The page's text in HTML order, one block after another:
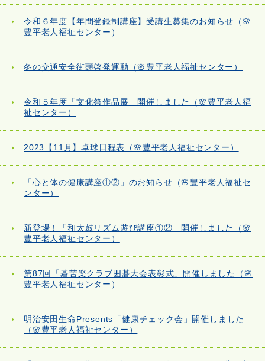
令和６年度【年間登録制講座】受講生募集のお知らせ（🌸
豊平老人福祉センター）
冬の交通安全街頭啓発運動（🌸豊平老人福祉センター）
令和５年度「文化祭作品展」開催しました（🌸豊平老人福
祉センター）
2023【11月】卓球日程表（🌸豊平老人福祉センター）
「心と体の健康講座①②」のお知らせ（🌸豊平老人福祉セ
ンター）
新登場！「和太鼓リズム遊び講座①②」開催しました（🌸
豊平老人福祉センター）
第87回「碁苦楽クラブ囲碁大会表彰式」開催しました（🌸
豊平老人福祉センター）
明治安田生命Presents「健康チェック会」開催しました
（🌸豊平老人福祉センター）